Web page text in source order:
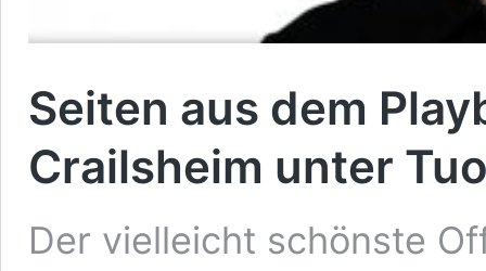
Seiten aus dem
Crailsheim unter
Der vielleicht schönste